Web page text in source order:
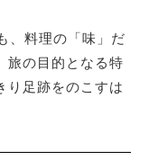
、料理の「味」だ
旅の目的となる特
り足跡をのこすは